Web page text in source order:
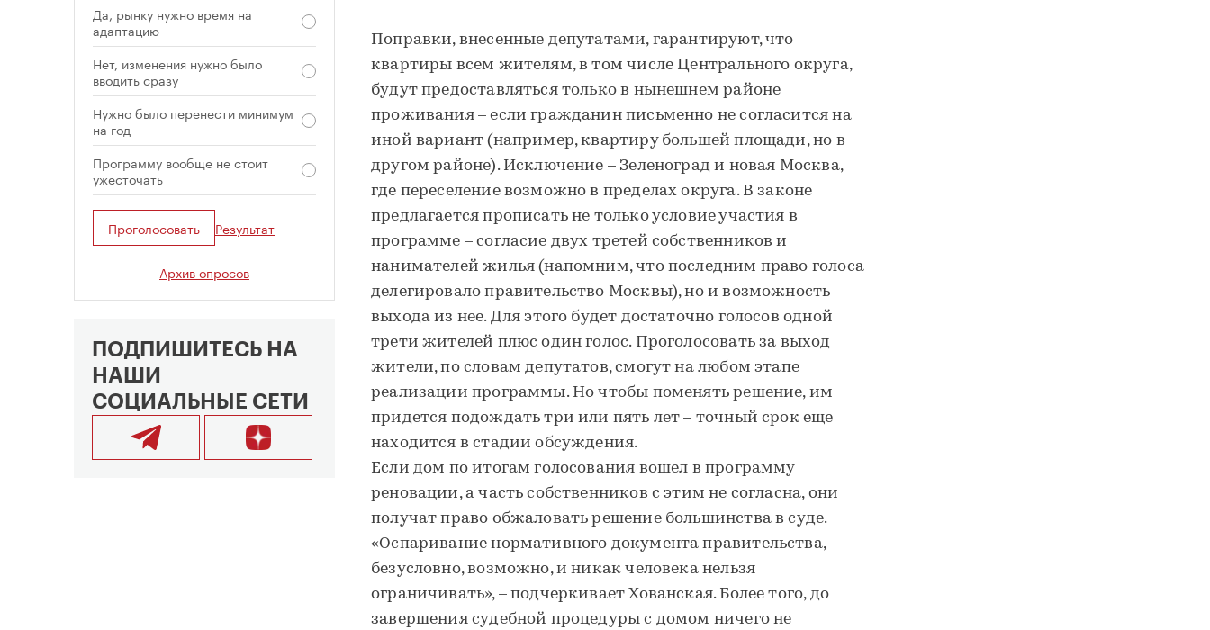
Поправки, внесенные депутатами, гарантируют, что
квартиры всем жителям, в том числе Центрального округа,
будут предоставляться только в нынешнем районе
проживания – если гражданин письменно не согласится на
иной вариант (например, квартиру большей площади, но в
другом районе). Исключение – Зеленоград и новая Москва,
где переселение возможно в пределах округа. В законе
предлагается прописать не только условие участия в
программе – согласие двух третей собственников и
нанимателей жилья (напомним, что последним право голоса
делегировало правительство Москвы), но и возможность
выхода из нее. Для этого будет достаточно голосов одной
трети жителей плюс один голос. Проголосовать за выход
жители, по словам депутатов, смогут на любом этапе
реализации программы. Но чтобы поменять решение, им
придется подождать три или пять лет – точный срок еще
находится в стадии обсуждения.
Если дом по итогам голосования вошел в программу
реновации, а часть собственников с этим не согласна, они
получат право обжаловать решение большинства в суде.
«Оспаривание нормативного документа правительства,
безусловно, возможно, и никак человека нельзя
ограничивать», – подчеркивает Хованская. Более того, до
завершения судебной процедуры с домом ничего не
Да, рынку нужно время на
адаптацию
Нет, изменения нужно было
вводить сразу
Нужно было перенести минимум
на год
Программу вообще не стоит
ужесточать
Проголосовать Результат
Архив опросов
ПОДПИШИТЕСЬ НА
НАШИ
СОЦИАЛЬНЫЕ СЕТИ